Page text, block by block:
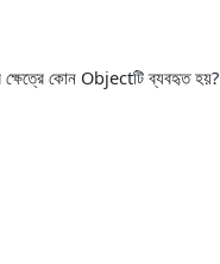
ক্ষেত্রে কোন Objectটি ব্যবহৃত হয়?